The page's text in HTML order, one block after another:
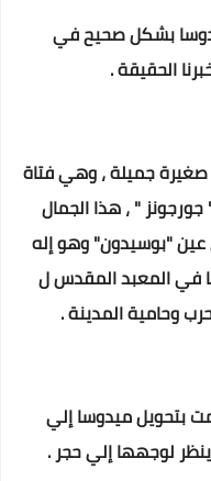
بشكل صحيح في
الحقيقة .
صغيرة جميلة ، وهي فتاة
" ،هذا الجمال
"بوسيدون" وهو إله
في المعبد المقدس ل
وحامية المدينة .
بتحويل ميدوسا إلي
لوجهها إلي حجر .